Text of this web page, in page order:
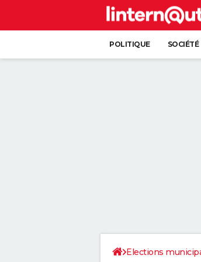
POLITIQUE SOCIÉTÉ
Elections